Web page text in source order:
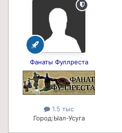
Фанаты Фуллреста
1.5 тыс
Город:Ыал-Усуга